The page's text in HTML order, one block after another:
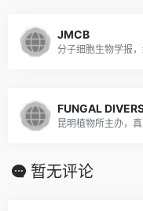
JMCB
分子细胞生物学报
FUNGAL
昆明植物所主办，
暂无评论